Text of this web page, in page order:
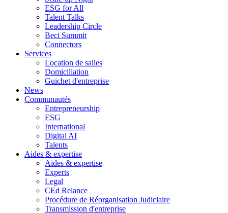
ESG for All
Talent Talks
Leadership Circle
Beci Summit
Connectors
Services
Location de salles
Domiciliation
Guichet d'entreprise
News
Communautés
Entrepreneurship
ESG
International
Digital AI
Talents
Aides & expertise
Aides & expertise
Experts
Legal
CEd Relance
Procédure de Réorganisation Judiciaire
Transmission d'entreprise